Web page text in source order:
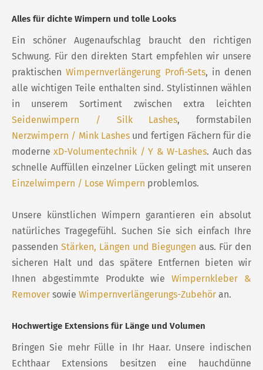
Alles für dichte Wimpern und tolle Looks
Ein schöner Augenaufschlag braucht den richtigen
Schwung. Für den direkten Start empfehlen wir unsere
praktischenWimpernverlängerung Profi-Sets, in denen
alle wichtigen Teile enthalten sind. Stylistinnen wählen
in unserem Sortiment zwischen extra leichten
Seidenwimpern / Silk Lashes, formstabilen
Nerzwimpern / Mink Lashesund fertigen Fächern für die
modernexD-Volumentechnik / Y & W-Lashes. Auch das
schnelle Auffüllen einzelner Lücken gelingt mit unseren
Einzelwimpern / Lose Wimpern problemlos.
Unsere künstlichen Wimpern garantieren ein absolut
natürliches Tragegefühl. Suchen Sie sich einfach Ihre
passenden Stärken, Längen und Biegungen aus. Für den
sicheren Halt und das spätere Entfernen bieten wir
Ihnen abgestimmte Produkte wieWimpernkleber &
Remover sowie Wimpernverlängerungs-Zubehör an.
Hochwertige Extensions für Länge und Volumen
Bringen Sie mehr Fülle in Ihr Haar. Unsere indischen
Echthaar Extensions besitzen eine hauchdünne